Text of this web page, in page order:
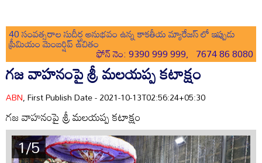
40 సంవత్సరాల సుదీర్ఘ అనుభవం ఉన్న కాకతీయ మ్యారేజస్ లో ఇప్పుడు
ప్రీమియం మెంబర్షిప్ ఉచితం
ఫోన్ నెం: 9390 999 999, 7674 86 8080
గ‌జ వాహ‌నంపై శ్రీ మ‌ల‌య‌ప్ప క‌టాక్షం
ABN, First Publish Date - 2021-10-13T02:56:24+05:30
గ‌జ వాహ‌నంపై శ్రీ మ‌ల‌య‌ప్ప క‌టాక్షం
1/5